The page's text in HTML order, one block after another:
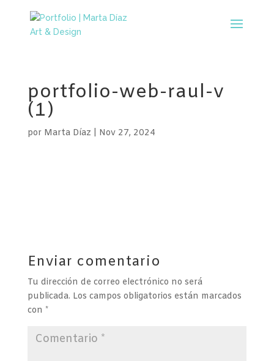
portfolio-web-raul-v
(1)
por Marta Díaz Nov 27, 2024
Enviar comentario
Tu dirección de correo electrónico no será
publicada. Los campos obligatorios están marcados
con *